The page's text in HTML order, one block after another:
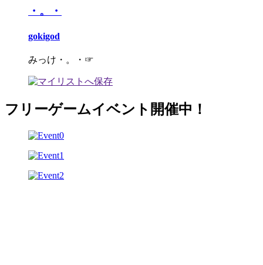
・。・
gokigod
みっけ・。・☞
フリーゲームイベント開催中！